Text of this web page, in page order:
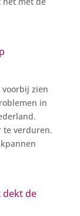
zien
in
te verduren.
dekt de